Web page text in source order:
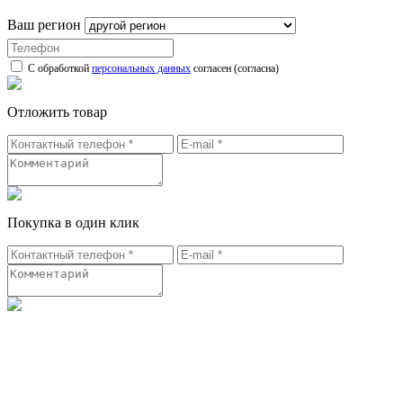
Ваш регион
С обработкой персональных данных согласен (согласна)
Отложить товар
Покупка в один клик